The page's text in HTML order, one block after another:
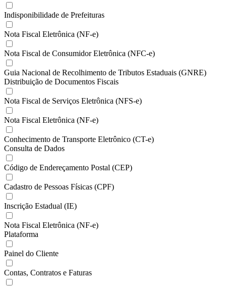
Indisponibilidade de Prefeituras
Nota Fiscal Eletrônica (NF-e)
Nota Fiscal de Consumidor Eletrônica (NFC-e)
Guia Nacional de Recolhimento de Tributos Estaduais (GNRE)
Distribuição de Documentos Fiscais
Nota Fiscal de Serviços Eletrônica (NFS-e)
Nota Fiscal Eletrônica (NF-e)
Conhecimento de Transporte Eletrônico (CT-e)
Consulta de Dados
Código de Endereçamento Postal (CEP)
Cadastro de Pessoas Físicas (CPF)
Inscrição Estadual (IE)
Nota Fiscal Eletrônica (NF-e)
Plataforma
Painel do Cliente
Contas, Contratos e Faturas